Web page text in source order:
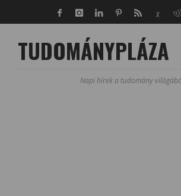
TUDOMÁNYPLÁZA
Napi hírek a tudomány